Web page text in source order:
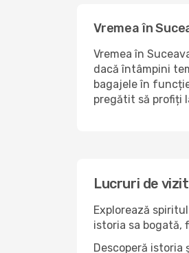
Vremea în
Vremea în
dacă întâmpini
bagajele în
pregătit să profiți
Lucruri de
Explorează
istoria sa bogată,
Descoperă